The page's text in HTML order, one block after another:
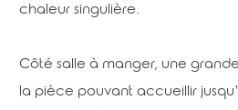
chaleur singulière.
Côté salle à manger, une
la pièce pouvant accueillir